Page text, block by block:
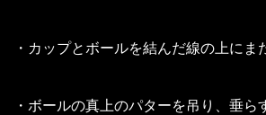
・カップとボールを結んだ線の上にま
・ボールの真上のパターを吊り、垂ら